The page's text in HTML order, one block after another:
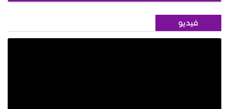
فيديو